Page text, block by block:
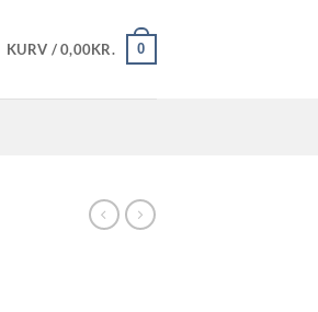
KURV /0,00KR. 0